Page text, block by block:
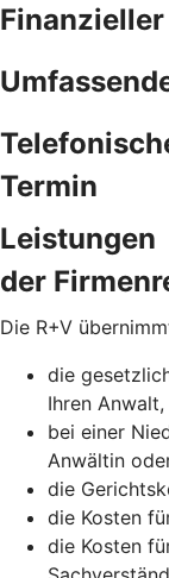
Termin
Leistungen
der
Die R+V
die
Ihren Anwalt,
bei einer
Anwältin
die
die Kosten
die Kosten